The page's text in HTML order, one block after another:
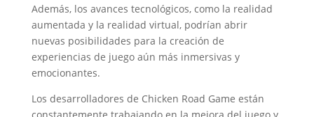
Además, los avances tecnológicos, como la realidad
aumentada y la realidad virtual, podrían abrir
nuevas posibilidades para la creación de
experiencias de juego aún más inmersivas y
emocionantes.
Los desarrolladores de Chicken Road Game están